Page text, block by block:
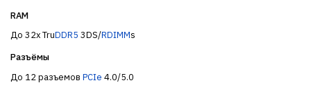
RAM
До 32x TruDDR5 3DS/RDIMMs
Разъёмы
До 12 разъемов PCIe 4.0/5.0